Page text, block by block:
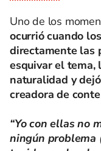
Uno de los
ocurrió cuando
directamente las
esquivar el tema,
naturalidad y
creadora de
“Yo con ellas no
ningún problema